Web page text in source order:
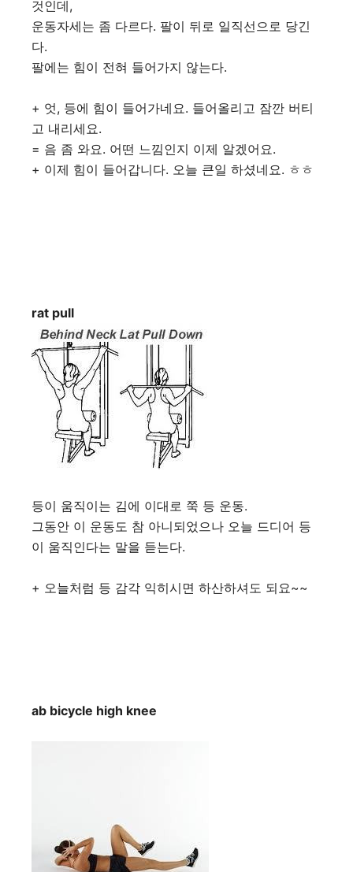
것인데,
운동자세는 좀 다르다. 팔이 뒤로 일직선으로 당긴
다.
팔에는 힘이 전혀 들어가지 않는다.
+ 엇, 등에 힘이 들어가네요. 들어올리고 잠깐 버티
고 내리세요.
= 음 좀 와요. 어떤 느낌인지 이제 알겠어요.
+ 이제 힘이 들어갑니다. 오늘 큰일 하셨네요. ㅎㅎ
rat pull
등이 움직이는 김에 이대로 쭉 등 운동.
그동안 이 운동도 참 아니되었으나 오늘 드디어 등
이 움직인다는 말을 듣는다.
+ 오늘처럼 등 감각 익히시면 하산하셔도 되요~~
ab bicycle high knee